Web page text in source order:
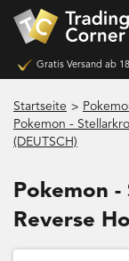
Gratis Versand ab
Startseite >
Pokemon -
(DEUTSCH)
Pokemon
Reverse